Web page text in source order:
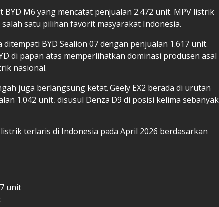
BYD M6 yang mencatat penjualan 2.472 unit. MPV listrik
satu pilihan favorit masyarakat Indonesia.
BYD Sealion 07 dengan penjualan 1.617 unit.
di papan atas memperlihatkan dominasi produsen asal
nasional.
juga berlangsung ketat. Geely EX2 berada di urutan
1.042 unit, disusul Denza D9 di posisi kelima sebanyak
terlaris di Indonesia pada April 2026 berdasarkan
unit